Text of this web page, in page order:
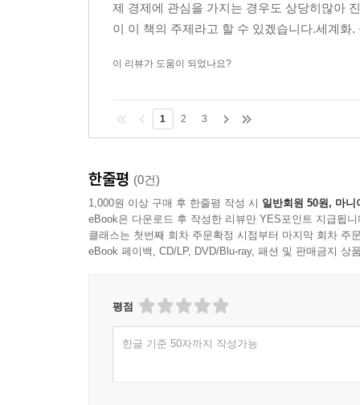
제 경제에 관심을 가지는 경우도 상당히많아
이 이 책의 주제라고 할 수 있겠습니다.세계
이 리뷰가 도움이 되었나요?
1 2 3
한줄평 (0건)
1,000원 이상 구매 후 한줄평 작성 시 일반회원 50원, 마니
eBook은 다운로드 후 작성한 리뷰만 YES포인트 지급됩니
클래스는 첫번째 회차 주문확정 시점부터 마지막 회차 주
eBook 페이백, CD/LP, DVD/Blu-ray, 패션 및 판매금지 상
평점
한글 기준 50자까지 작성가능